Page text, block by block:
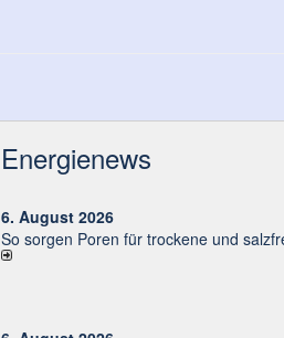
Energienews
6. August 2026
So sorgen Poren für trockene und